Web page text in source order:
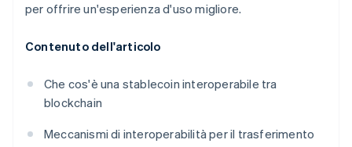
per offrire un'esperienza d'uso migliore.
Contenuto dell'articolo
Che cos'è una stablecoin interoperabile tra
blockchain
Meccanismi di interoperabilità per il trasferimento